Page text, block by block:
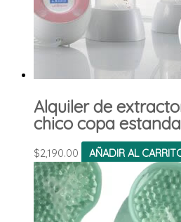
Alquiler de
chico copa
$2,190.00 AÑADIR AL